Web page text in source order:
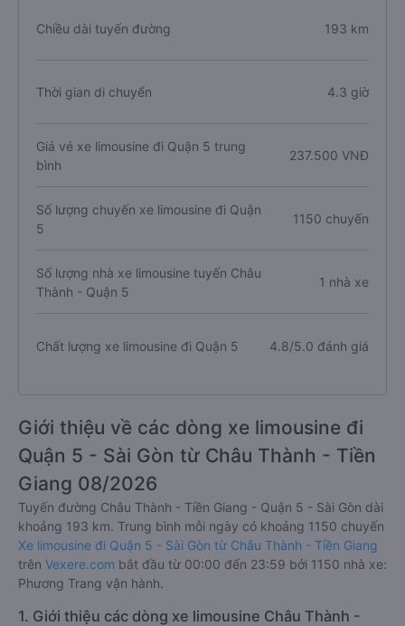
Chiều dài tuyến đường 193 km
Thời gian di chuyển 4.3 giờ
Giá vé xe limousine đi Quận 5 trung
bình
237.500 VNĐ
Số lượng chuyến xe limousine đi Quận
5
1150 chuyến
Số lượng nhà xe limousine tuyến Châu
Thành - Quận 5
1 nhà xe
Chất lượng xe limousine đi Quận 5 4.8/5.0 đánh giá
Giới thiệu về các dòng xe limousine đi
Quận 5 - Sài Gòn từ Châu Thành - Tiền
Giang 08/2026
Tuyến đường Châu Thành - Tiền Giang - Quận 5 - Sài Gòn dài
khoảng 193 km. Trung bình mỗi ngày có khoảng 1150 chuyến
Xe limousine đi Quận 5 - Sài Gòn từ Châu Thành - Tiền Giang
trên Vexere.com bắt đầu từ 00:00 đến 23:59 bởi 1150 nhà xe:
Phương Trang vận hành.
1. Giới thiệu các dòng xe limousine Châu Thành -